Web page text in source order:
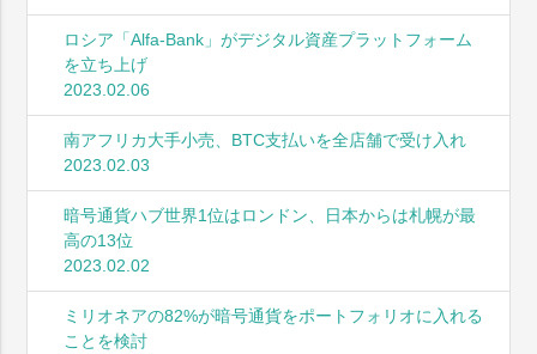
ロシア「Alfa-Bank」がデジタル資産プラットフォーム
を立ち上げ
2023.02.06
南アフリカ大手小売、BTC支払いを全店舗で受け入れ
2023.02.03
暗号通貨ハブ世界1位はロンドン、日本からは札幌が最
高の13位
2023.02.02
ミリオネアの82%が暗号通貨をポートフォリオに入れる
ことを検討